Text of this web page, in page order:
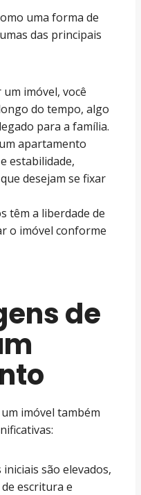
uma forma de
das principais
imóvel, você
do tempo, algo
para a família.
apartamento
estabilidade,
desejam se fixar
têm a liberdade de
o imóvel conforme
de
imóvel também
iniciais são elevados,
escritura e